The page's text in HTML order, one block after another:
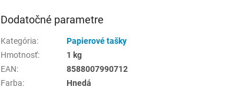
Dodatočné parametre
Kategória:
Papierové tašky
Hmotnosť:
1 kg
EAN:
8588007990712
Farba:
Hnedá